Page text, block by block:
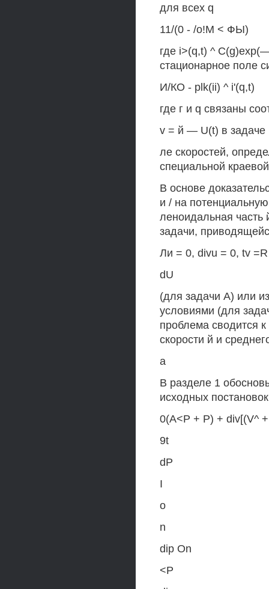
для всех q
11/(0 - /о!М < ФЫ)
где i>(q,t) ^
стационарное поле
И/КО - plk(ii) ^ i'(q,t)
где г и q связаны
v = й — U(t) в задаче
ле скоростей,
специальной
В основе
и / на
леноидальная часть
задачи,
Ли = 0, divu = 0, tv
dU
(для задачи А) или
условиями (для
проблема сводится
скорости й и
а
В разделе 1
исходных
0(А<Р + Р) + div[(V^
9t
dP
I
о
n
dip On
<P